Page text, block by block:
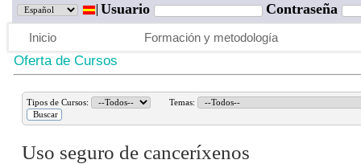
Usuario Contraseña
Inicio Formación y metodología
Oferta de Cursos
Tipos de Cursos: Temas:
Uso seguro de canceríxenos